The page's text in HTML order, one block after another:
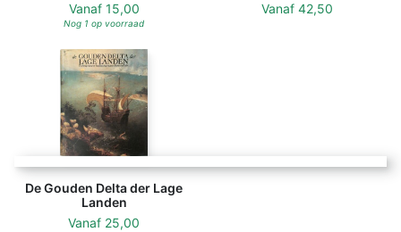
Vanaf 15,00
Nog 1 op voorraad
Vanaf 42,50
De Gouden Delta der Lage
Landen
Vanaf 25,00